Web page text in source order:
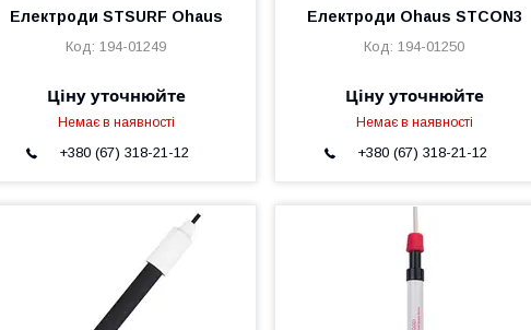
Електроди STSURF Ohaus
194-01249
Ціну уточнюйте
Немає в наявності
+380 (67) 318-21-12
Електроди Ohaus STCON3
194-01250
Ціну уточнюйте
Немає в наявності
+380 (67) 318-21-12